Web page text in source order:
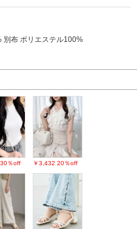
別布 ポリエステル100%
30％off ￥3,432 20％off